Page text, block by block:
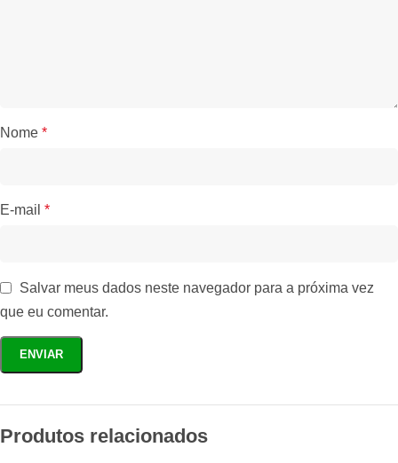
Nome *
E-mail *
Salvar meus dados neste navegador para a próxima vez
que eu comentar.
Produtos relacionados